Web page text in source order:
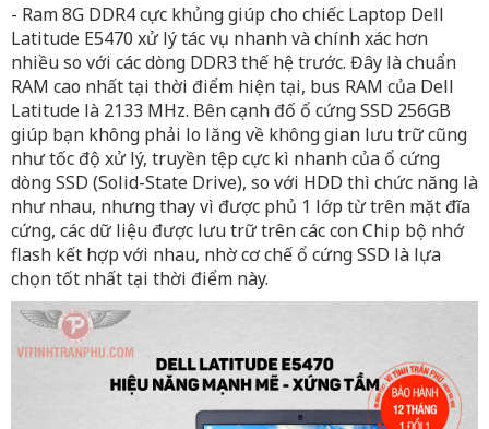
- Ram 8G DDR4 cực khủng giúp cho chiếc Laptop Dell
Latitude E5470 xử lý tác vụ nhanh và chính xác hơn
nhiều so với các dòng DDR3 thế hệ trước. Đây là chuẩn
RAM cao nhất tại thời điểm hiện tại, bus RAM của Dell
Latitude là 2133 MHz. Bên cạnh đố ổ cứng SSD 256GB
giúp bạn không phải lo lăng về không gian lưu trữ cũng
như tốc độ xử lý, truyền tệp cực kì nhanh của ổ cứng
dòng SSD (Solid-State Drive), so với HDD thì chức năng là
như nhau, nhưng thay vì được phủ 1 lớp từ trên mặt đĩa
cứng, các dữ liệu được lưu trữ trên các con Chip bộ nhớ
flash kết hợp với nhau, nhờ cơ chế ổ cứng SSD là lựa
chọn tốt nhất tại thời điểm này.